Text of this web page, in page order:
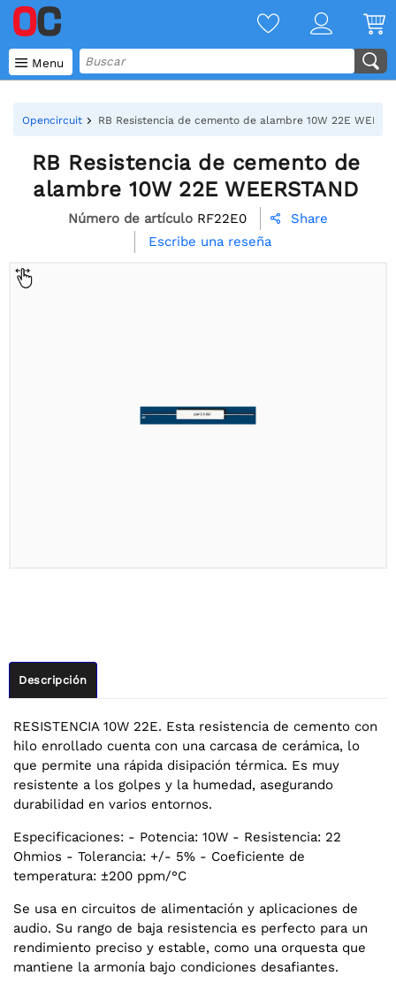
 Menu
Opencircuit RB Resistencia de cemento de alambre 10W 22E
RB Resistencia de cemento de
alambre 10W 22E WEERSTAND
Número de artículo RF22E0 
Share
Escribe una reseña
Descripción
RESISTENCIA 10W 22E. Esta resistencia de cemento con
hilo enrollado cuenta con una carcasa de cerámica, lo
que permite una rápida disipación térmica. Es muy
resistente a los golpes y la humedad, asegurando
durabilidad en varios entornos.
Especificaciones: - Potencia: 10W - Resistencia: 22
Ohmios - Tolerancia: +/- 5% - Coeficiente de
temperatura: ±200 ppm/°C
Se usa en circuitos de alimentación y aplicaciones de
audio. Su rango de baja resistencia es perfecto para un
rendimiento preciso y estable, como una orquesta que
mantiene la armonía bajo condiciones desafiantes.